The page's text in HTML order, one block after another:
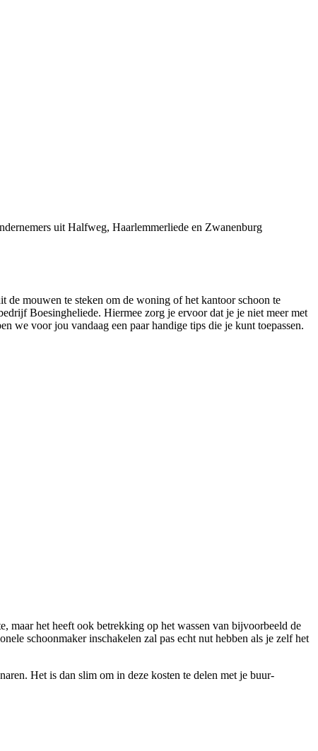
uit Halfweg, Haarlemmerliede en Zwanenburg
de mouwen te steken om de woning of het kantoor schoon te
Boesingheliede. Hiermee zorg je ervoor dat je je niet meer met
we voor jou vandaag een paar handige tips die je kunt toepassen.
maar het heeft ook betrekking op het wassen van bijvoorbeeld de
schoonmaker inschakelen zal pas echt nut hebben als je zelf het
Het is dan slim om in deze kosten te delen met je buur-